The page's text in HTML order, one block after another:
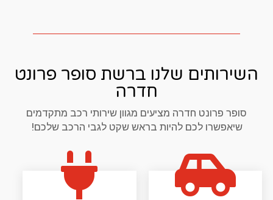
השירותים שלנו ברשת סופר פרונט
חדרה
סופר פרונט חדרה מציעים מגוון שירותי רכב מתקדמים
שיאפשרו לכם להיות בראש שקט לגבי הרכב שלכם!
 